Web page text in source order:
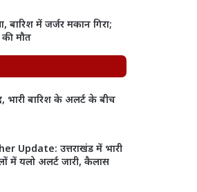
बारिश में जर्जर मकान गिरा;
की मौत
बारिश के अलर्ट के बीच
Update: उत्तराखंड में भारी
में यलो अलर्ट जारी, कैलास